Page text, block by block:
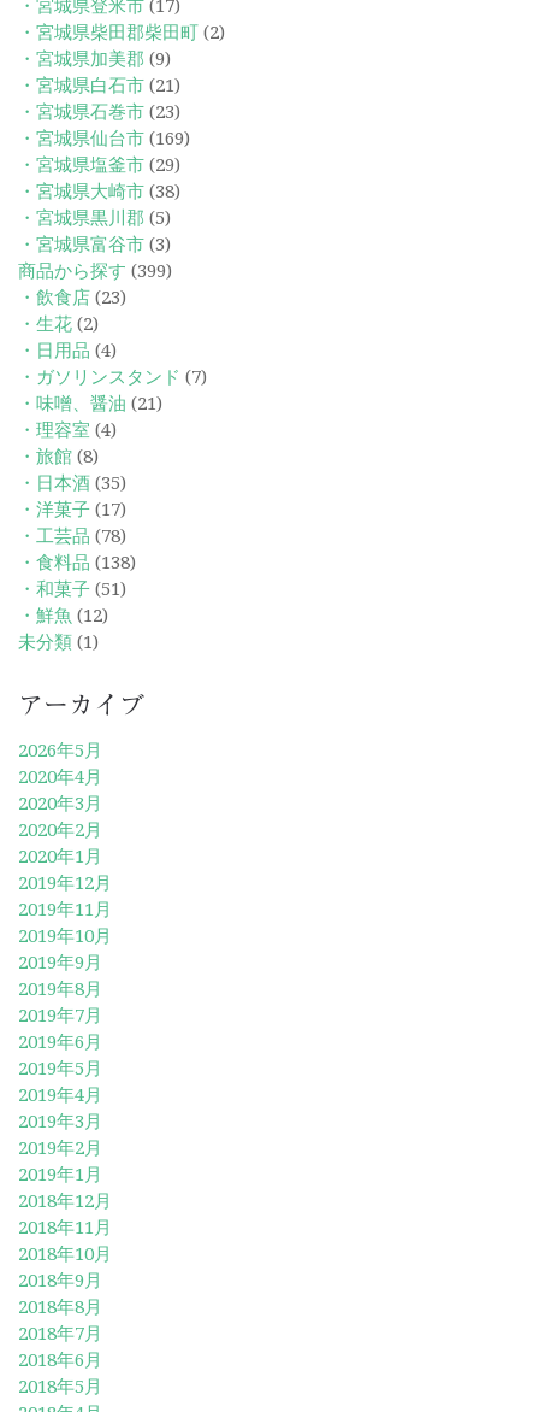
・宮城県登米市 (17)
・宮城県柴田郡柴田町 (2)
・宮城県加美郡 (9)
・宮城県白石市 (21)
・宮城県石巻市 (23)
・宮城県仙台市 (169)
・宮城県塩釜市 (29)
・宮城県大崎市 (38)
・宮城県黒川郡 (5)
・宮城県富谷市 (3)
商品から探す (399)
・飲食店 (23)
・生花 (2)
・日用品 (4)
・ガソリンスタンド (7)
・味噌、醤油 (21)
・理容室 (4)
・旅館 (8)
・日本酒 (35)
・洋菓子 (17)
・工芸品 (78)
・食料品 (138)
・和菓子 (51)
・鮮魚 (12)
未分類 (1)
アーカイブ
2026年5月
2020年4月
2020年3月
2020年2月
2020年1月
2019年12月
2019年11月
2019年10月
2019年9月
2019年8月
2019年7月
2019年6月
2019年5月
2019年4月
2019年3月
2019年2月
2019年1月
2018年12月
2018年11月
2018年10月
2018年9月
2018年8月
2018年7月
2018年6月
2018年5月